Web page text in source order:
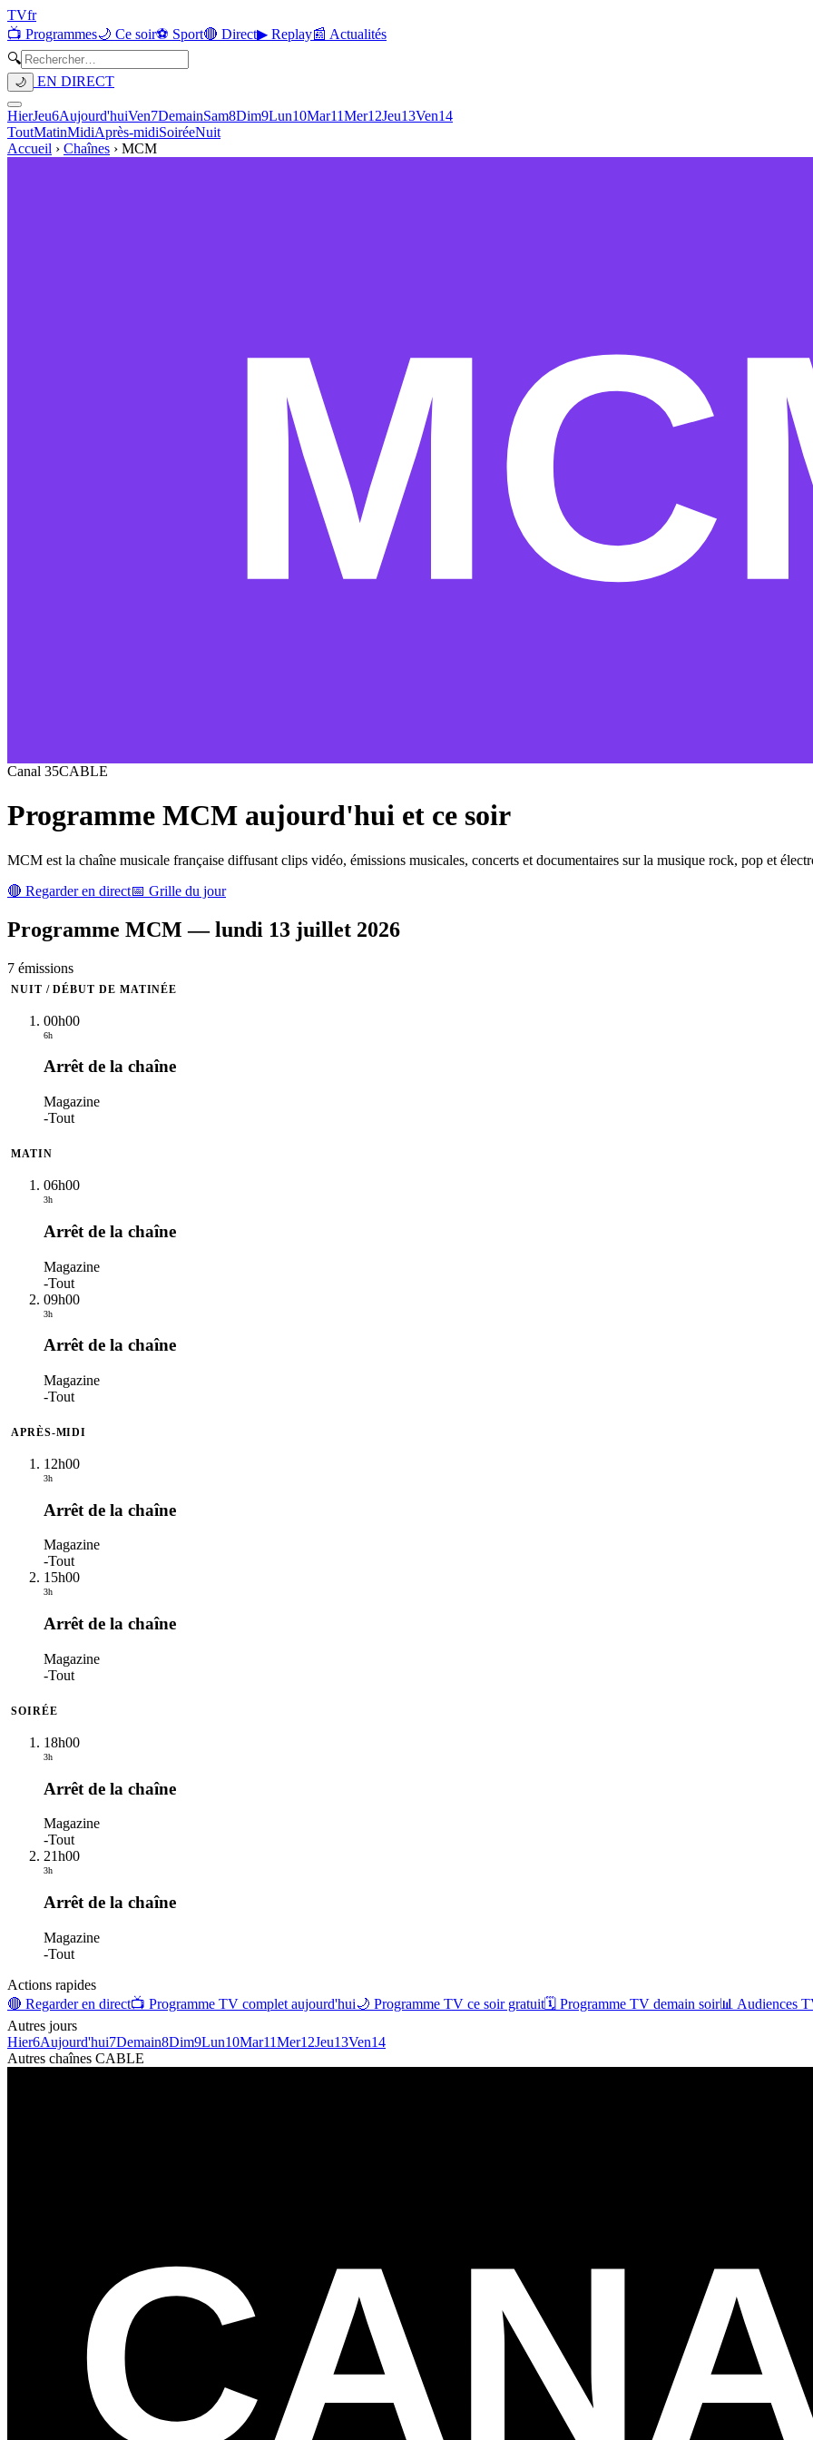
TVfr
📺 Programmes🌙 Ce soir⚽ Sport🔴 Direct▶ Replay📰 Actualités
🔍
🌙 EN DIRECT
HierJeu6Aujourd'huiVen7DemainSam8Dim9Lun10Mar11Mer12Jeu13Ven14
ToutMatinMidiAprès-midiSoiréeNuit
Accueil › Chaînes › MCM
Canal 35CABLE
Programme MCM aujourd'hui et ce soir
MCM est la chaîne musicale française diffusant clips vidéo, émissions musicales, concerts et documentaires sur la musique rock, pop et
🔴 Regarder en direct📅 Grille du jour
Programme MCM —lundi 13 juillet 2026
7 émissions
NUIT / DÉBUT DE MATINÉE
00h00
6h
Arrêt de la chaîne
Magazine
-Tout
MATIN
06h00
3h
Arrêt de la chaîne
Magazine
-Tout
09h00
3h
Arrêt de la chaîne
Magazine
-Tout
APRÈS-MIDI
12h00
3h
Arrêt de la chaîne
Magazine
-Tout
15h00
3h
Arrêt de la chaîne
Magazine
-Tout
SOIRÉE
18h00
3h
Arrêt de la chaîne
Magazine
-Tout
21h00
3h
Arrêt de la chaîne
Magazine
-Tout
Actions rapides
🔴 Regarder en direct📺 Programme TV complet aujourd'hui🌙 Programme TV ce soir gratuit🗓 Programme TV demain soir📊 Audiences
Autres jours
Hier6Aujourd'hui7Demain8Dim9Lun10Mar11Mer12Jeu13Ven14
Autres chaînes CABLE